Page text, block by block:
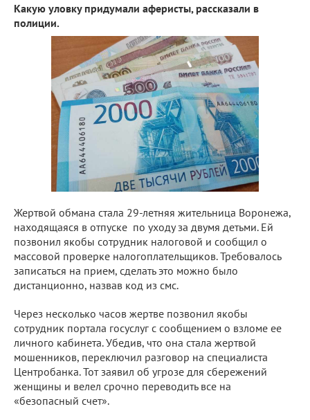
Какую уловку придумали аферисты, рассказали в
полиции.
Жертвой обмана стала 29-летняя жительница Воронежа,
находящаяся в отпуске по уходу за двумя детьми. Ей
позвонил якобы сотрудник налоговой и сообщил о
массовой проверке налогоплательщиков. Требовалось
записаться на прием, сделать это можно было
дистанционно, назвав код из смс.
Через несколько часов жертве позвонил якобы
сотрудник портала госуслуг с сообщением о взломе ее
личного кабинета. Убедив, что она стала жертвой
мошенников, переключил разговор на специалиста
Центробанка. Тот заявил об угрозе для сбережений
женщины и велел срочно переводить все на
«безопасный счет».